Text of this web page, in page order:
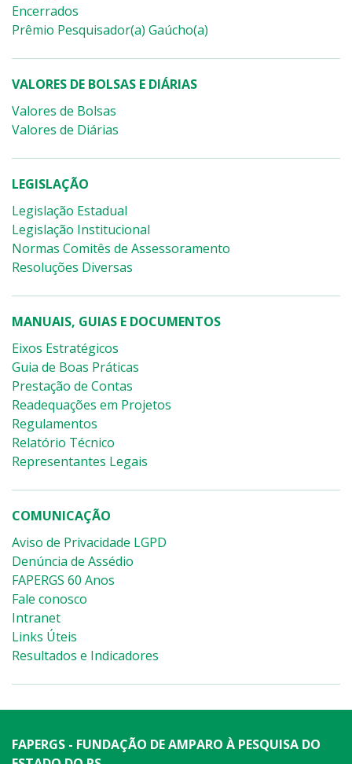
Encerrados
Prêmio Pesquisador(a) Gaúcho(a)
VALORES DE BOLSAS E DIÁRIAS
Valores de Bolsas
Valores de Diárias
LEGISLAÇÃO
Legislação Estadual
Legislação Institucional
Normas Comitês de Assessoramento
Resoluções Diversas
MANUAIS, GUIAS E DOCUMENTOS
Eixos Estratégicos
Guia de Boas Práticas
Prestação de Contas
Readequações em Projetos
Regulamentos
Relatório Técnico
Representantes Legais
COMUNICAÇÃO
Aviso de Privacidade LGPD
Denúncia de Assédio
FAPERGS 60 Anos
Fale conosco
Intranet
Links Úteis
Resultados e Indicadores
FAPERGS - FUNDAÇÃO DE AMPARO À PESQUISA DO